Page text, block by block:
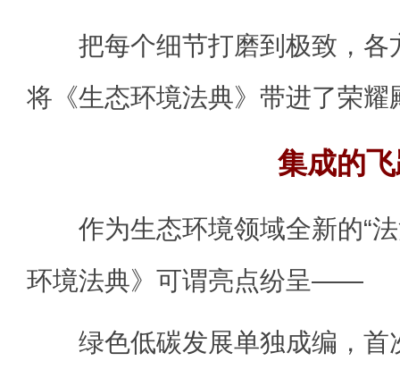
把每个细节打磨到极致，各
将《生态环境法典》带进了荣耀
集成的
作为生态环境领域全新的“法
环境法典》可谓亮点纷呈——
绿色低碳发展单独成编，首